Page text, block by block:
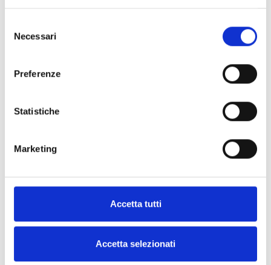
delNecessari
Preferenze
Statistiche
Marketing
Accetta tutti
Accetta selezionati